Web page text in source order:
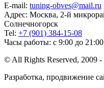
E-mail: tuning-obves@mail.ru
Адрес: Москва, 2-й
Солнечногорск
Tel: +7 (901) 384-15-08
Часы работы: с 9:00 до 21:00
© All Rights Reserved, 2009 -
Разработка, продвижение